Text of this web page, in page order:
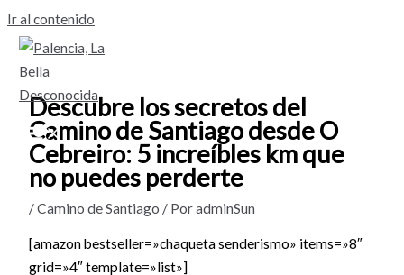
Ir al contenido
Descubre los secretos del
Camino de Santiago desde O
Cebreiro: 5 increíbles km que
no puedes perderte
/Camino de Santiago / PoradminSun
[amazon bestseller=»chaqueta senderismo» items=»8″
grid=»4″ template=»list»]